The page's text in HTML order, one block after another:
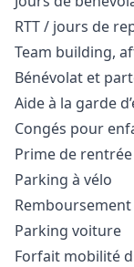
RTT / jours de
Team building,
Bénévolat et
Aide à la garde
Congés pour
Prime de
Parking à vélo
Remboursement
Parking voiture
Forfait mobilité